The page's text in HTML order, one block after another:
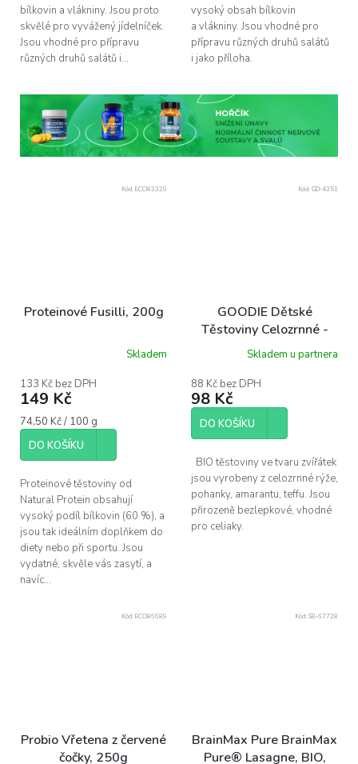
bílkovin a vlákniny. Jsou proto
skvělé pro vyvážený jídelníček.
Jsou vhodné pro přípravu
různých druhů salátů i...
vysoký obsah bílkovin
a vlákniny. Jsou vhodné pro
přípravu různých druhů salátů
i jako příloha.
Proteinové Fusilli, 200g
Skladem
133 Kč bez DPH
149 Kč
Měrná
cena:
74,50 Kč / 100 g
DO KOŠÍKU
Proteinové těstoviny od
Natural Protein obsahují
vysoký podíl bílkovin (60 %), a
jsou tak ideálním doplňkem do
diety nebo při sportu. Jsou
vydatné, skvěle vás zasytí, a
navíc...
Kód: ECO83329
GOODIE Dětské
Těstoviny Celozrnné -
zvířátka - BIO 250 g
Skladem u partnera
88 Kč bez DPH
98 Kč
DO KOŠÍKU
BIO těstoviny ve tvaru zvířátek
jsou vyrobeny z celozrnné rýže,
pohanky, amarantu, teffu. Jsou
přirozeně bezlepkové, vhodné
pro celiaky.
Kód: GD-4351
Probio Vřetena z červené
čočky, 250g
Kód: ECO86689
BrainMax Pure BrainMax
Pure® Lasagne, BIO,
Kód: SB-67728